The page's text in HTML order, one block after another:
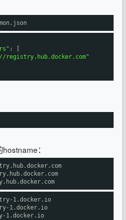
.json
: [
registry.hub.docker.com"
：
1.docker.io
1.docker.io
1.docker.io